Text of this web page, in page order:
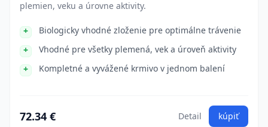
plemien, veku a úrovne aktivity.
Biologicky vhodné zloženie pre optimálne trávenie
Vhodné pre všetky plemená, vek a úroveň aktivity
Kompletné a vyvážené krmivo v jednom balení
72.34 € Detail kúpiť